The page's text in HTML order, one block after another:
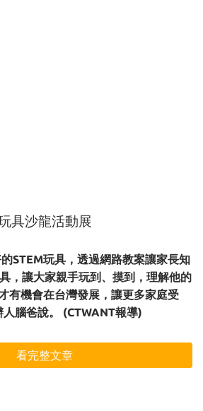
具沙龍活動展
的STEM玩具，透過網路教案讓家長知
，讓大家親手玩到、摸到，理解他的
有機會在台灣發展，讓更多家庭受
人腦爸說。 (CTWANT報導)
看完整文章